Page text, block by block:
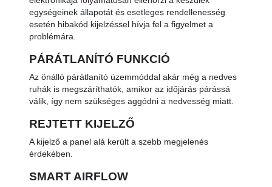
egységeinek állapotát és esetleges rendellenesség
esetén hibakód kijelzéssel hívja fel a figyelmet a
problémára.
PÁRÁTLANÍTÓ FUNKCIÓ
Az önálló párátlanító üzemmóddal akár még a nedves
ruhák is megszáríthatók, amikor az időjárás párássá
válik, így nem szükséges aggódni a nedvesség miatt.
REJTETT KIJELZŐ
A kijelző a panel alá került a szebb megjelenés
érdekében.
SMART AIRFLOW